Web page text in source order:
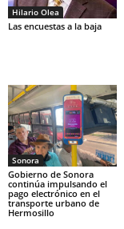
Hilario Olea
Las encuestas a la baja
Sonora
Gobierno de Sonora
continúa impulsando el
pago electrónico en el
transporte urbano de
Hermosillo